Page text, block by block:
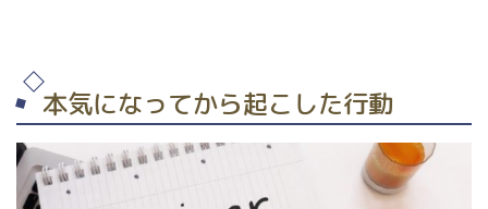
本気になってから起こした行動